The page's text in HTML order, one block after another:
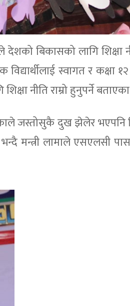
देशको बिकासको लागि शिक्षा
स्वागत र कक्षा १२
नीति राम्रो हुनुपर्ने
जस्तोसुकै दुख झेलेर भएपनि
मन्त्री लामाले एसएलसी